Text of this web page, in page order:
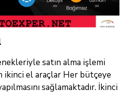
satın alma işlemi
ikinci el araçlar Her bütçeye
sağlamaktadır. İkinci